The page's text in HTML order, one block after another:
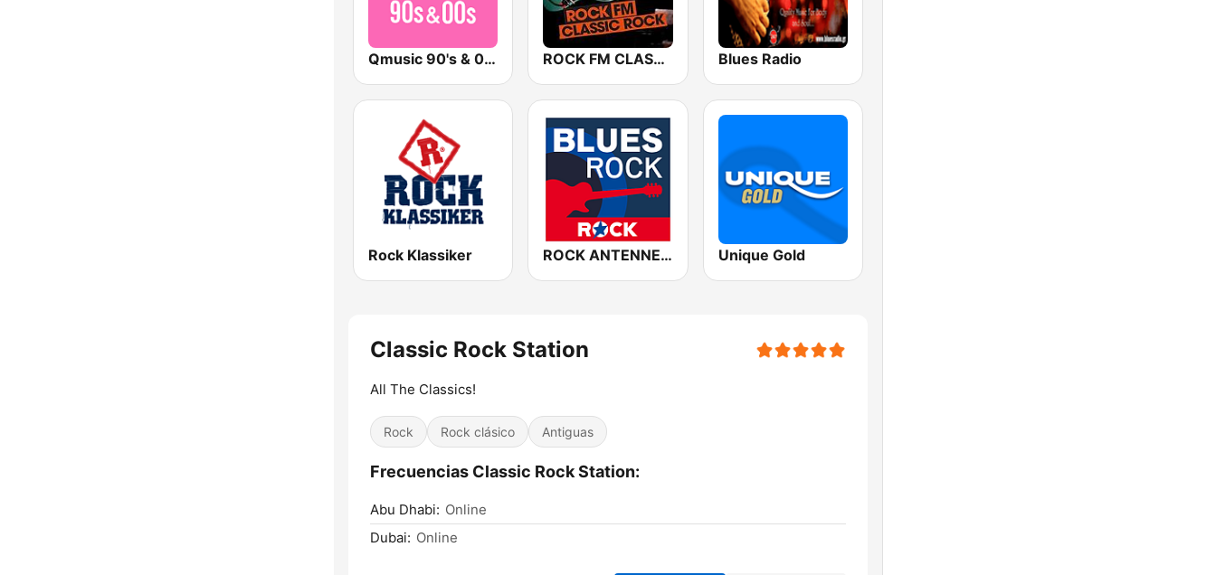
Qmusic 90's & 00's ROCK FM CLASSIC ROCK Blues Radio
Rock Klassiker ROCK ANTENNE Blues Rock Unique Gold
Classic Rock Station
All The Classics!
Rock Rock clásico Antiguas
Frecuencias Classic Rock Station:
Abu Dhabi: Online
Dubai: Online